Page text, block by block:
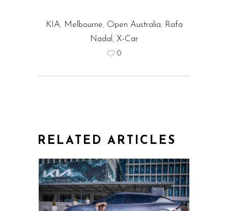
KIA, Melbourne, Open Australia, Rafa
Nadal , X-Car
0
RELATED ARTICLES